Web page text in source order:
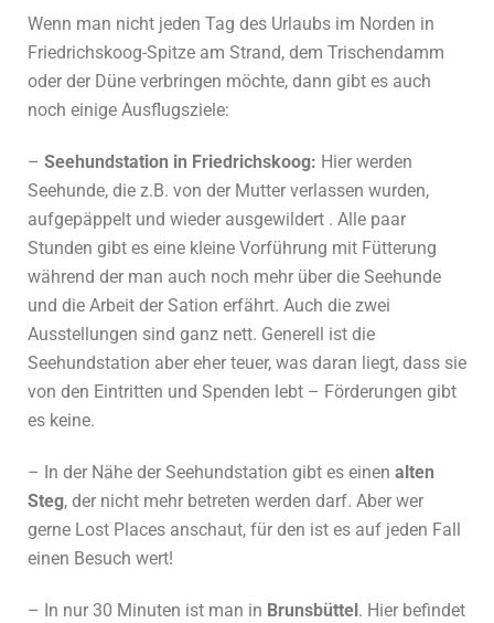
Wenn man nicht jeden Tag des Urlaubs im Norden in
Friedrichskoog-Spitze am Strand, dem Trischendamm
oder der Düne verbringen möchte, dann gibt es auch
noch einige Ausflugsziele:
– Seehundstation in Friedrichskoog: Hier werden
Seehunde, die z.B. von der Mutter verlassen wurden,
aufgepäppelt und wieder ausgewildert . Alle paar
Stunden gibt es eine kleine Vorführung mit Fütterung
während der man auch noch mehr über die Seehunde
und die Arbeit der Sation erfährt. Auch die zwei
Ausstellungen sind ganz nett. Generell ist die
Seehundstation aber eher teuer, was daran liegt, dass sie
von den Eintritten und Spenden lebt – Förderungen gibt
es keine.
– In der Nähe der Seehundstation gibt es einen alten
Steg, der nicht mehr betreten werden darf. Aber wer
gerne Lost Places anschaut, für den ist es auf jeden Fall
einen Besuch wert!
– In nur 30 Minuten ist man in Brunsbüttel . Hier befindet